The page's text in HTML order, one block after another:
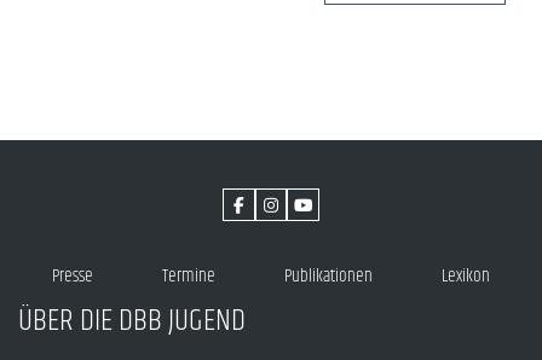
Presse Termine Publikationen Lexikon
ÜBER DIE DBB JUGEND